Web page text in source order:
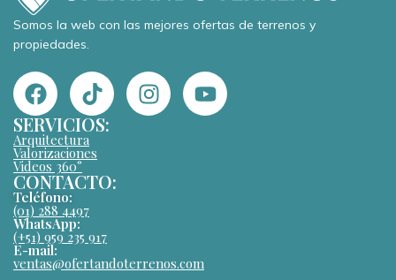
Somos la web con las mejores ofertas de terrenos y
propiedades.
SERVICIOS:
Arquitectura
Valorizaciones
Videos 360°
CONTACTO:
Teléfono:
(01) 288 4497
WhatsApp:
(+51) 959 235 917
E-mail:
ventas@ofertandoterrenos.com